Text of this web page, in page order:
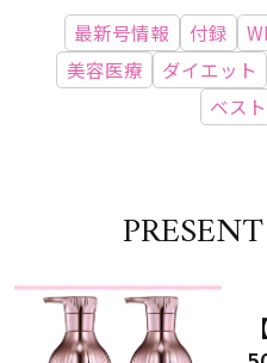
最新号情報 付録
美容医療
ダイエット
ベス